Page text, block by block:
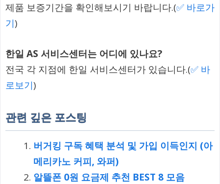
제품 보증기간을 확인해보시기 바랍니다.(✅ 바로가
기)
한일 AS 서비스센터는 어디에 있나요?
전국 각 지점에 한일 서비스센터가 있습니다.(✅ 바
로보기)
관련 깊은 포스팅
버거킹 구독 혜택 분석 및 가입 이득인지 (아
메리카노 커피, 와퍼)
알뜰폰 0원 요금제 추천 BEST 8 모음